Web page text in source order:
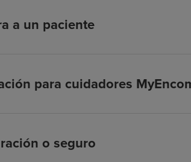
a un paciente
para cuidadores
o seguro